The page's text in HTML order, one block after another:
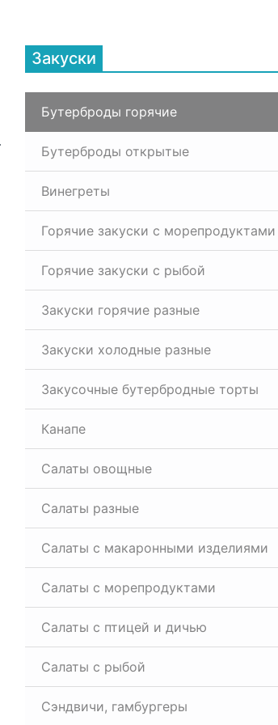
Закуски
Бутерброды горячие
Бутерброды открытые
Винегреты
Горячие закуски с морепродуктами
Горячие закуски с рыбой
Закуски горячие разные
Закуски холодные разные
Закусочные бутербродные торты
Канапе
Салаты овощные
Салаты разные
Салаты с макаронными изделиями
Салаты с морепродуктами
Салаты с птицей и дичью
Салаты с рыбой
Сэндвичи, гамбургеры